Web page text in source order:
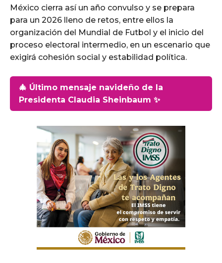
México cierra así un año convulso y se prepara
para un 2026 lleno de retos, entre ellos la
organización del Mundial de Futbol y el inicio del
proceso electoral intermedio, en un escenario que
exigirá cohesión social y estabilidad política.
🎄 Último mensaje navideño de la
Presidenta Claudia Sheinbaum ✨